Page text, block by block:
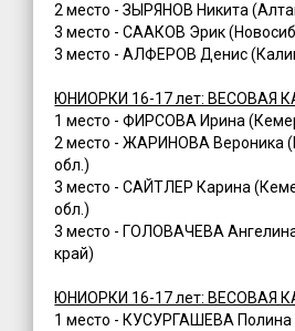
2 место - ЗЫРЯНОВ Никита
3 место - СААКОВ Эрик
3 место - АЛФЕРОВ Денис
ЮНИОРКИ 16-17 лет: ВЕСОВАЯ
1 место - ФИРСОВА Ирина
2 место - ЖАРИНОВА Вероника
обл.)
3 место - САЙТЛЕР Карина
обл.)
3 место - ГОЛОВАЧЕВА
край)
ЮНИОРКИ 16-17 лет: ВЕСОВАЯ
1 место - КУСУРГАШЕВА Полина